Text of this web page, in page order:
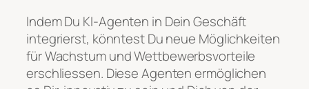
Indem Du KI-Agenten in Dein Geschäft
integrierst, könntest Du neue Möglichkeiten
für Wachstum und Wettbewerbsvorteile
erschliessen. Diese Agenten ermöglichen